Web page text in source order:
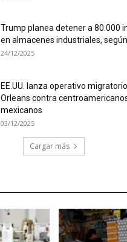
Trump planea detener a 80.000
en almacenes industriales,
24/12/2025
EE.UU. lanza operativo
Orleans contra
mexicanos
03/12/2025
Cargar más